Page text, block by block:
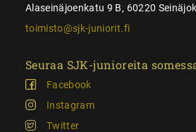
Alaseinäjoenkatu 9 B, 60220
toimisto@sjk-juniorit.fi
Seuraa SJK-junioreita
Facebook
Instagram
Twitter